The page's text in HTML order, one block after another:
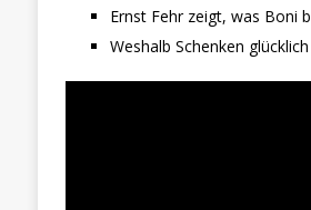
Ernst Fehr zeigt, was Boni
Weshalb Schenken